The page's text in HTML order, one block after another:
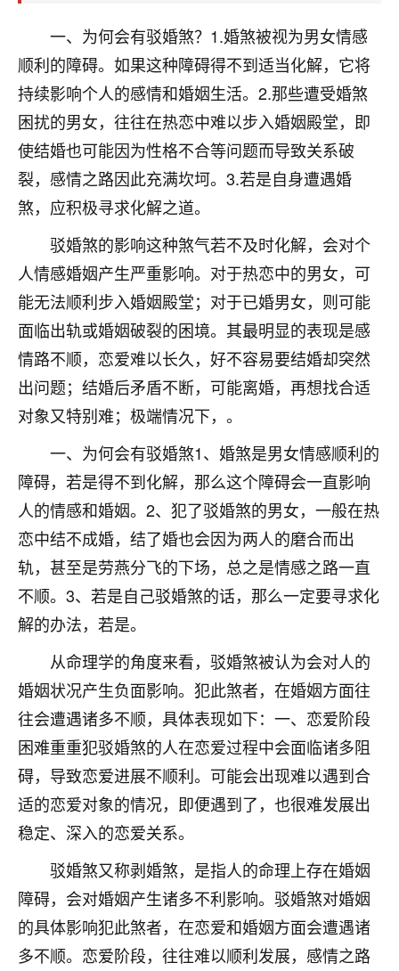
一、为何会有驳婚煞？1.婚煞被视为男女情感
顺利的障碍。如果这种障碍得不到适当化解，它将
持续影响个人的感情和婚姻生活。2.那些遭受婚煞
困扰的男女，往往在热恋中难以步入婚姻殿堂，即
使结婚也可能因为性格不合等问题而导致关系破
裂，感情之路因此充满坎坷。3.若是自身遭遇婚
煞，应积极寻求化解之道。
驳婚煞的影响这种煞气若不及时化解，会对个
人情感婚姻产生严重影响。对于热恋中的男女，可
能无法顺利步入婚姻殿堂；对于已婚男女，则可能
面临出轨或婚姻破裂的困境。其最明显的表现是感
情路不顺，恋爱难以长久，好不容易要结婚却突然
出问题；结婚后矛盾不断，可能离婚，再想找合适
对象又特别难；极端情况下，。
一、为何会有驳婚煞1、婚煞是男女情感顺利的
障碍，若是得不到化解，那么这个障碍会一直影响
人的情感和婚姻。2、犯了驳婚煞的男女，一般在热
恋中结不成婚，结了婚也会因为两人的磨合而出
轨，甚至是劳燕分飞的下场，总之是情感之路一直
不顺。3、若是自己驳婚煞的话，那么一定要寻求化
解的办法，若是。
从命理学的角度来看，驳婚煞被认为会对人的
婚姻状况产生负面影响。犯此煞者，在婚姻方面往
往会遭遇诸多不顺，具体表现如下：一、恋爱阶段
困难重重犯驳婚煞的人在恋爱过程中会面临诸多阻
碍，导致恋爱进展不顺利。可能会出现难以遇到合
适的恋爱对象的情况，即便遇到了，也很难发展出
稳定、深入的恋爱关系。
驳婚煞又称剥婚煞，是指人的命理上存在婚姻
障碍，会对婚姻产生诸多不利影响。驳婚煞对婚姻
的具体影响犯此煞者，在恋爱和婚姻方面会遭遇诸
多不顺。恋爱阶段，往往难以顺利发展，感情之路
啊！
太阳当空赵：我也做餐饮的，生意不算大，但
是我从找店开始都是找慧来老师跟进的，选
址、风水、还有开业日子，哪哪都看了，虽然
大环境不好，但是我家生意还可以，前几天又
刚找老师做了补财库，希望财运更好一点！
2小时前 来自海南 18
梦醒时分
我女儿高二叛逆，大半年不上学，一说她就要死要活
的，把我们两口子愁的不行，朋友给我推荐的慧来老
师，一开始我是病急乱投医，这半年来，法事一个个
做完，我女儿跟变了个人一样，不期望她能考多好的
大学，只要能安安稳稳的把书读了，身体心理都健健
康康的我就很知足了！
鹿森：可怜天下父母心啊！
3小时前 来自河北
付深
我是公司人事调整，有升迁机会，但同时竞争的我们
三个，找老师的时候是抱着侥幸心理，没想到老师看
着我晋升有望，我半信半疑的按照老师建议，做了化
太岁还有一个发钱粮，本来年前的人事调整，拖到年
后，我以为都没戏了，结果开年一上班，开会提拔升
职第一个就是我，职务无所谓，主要是底薪加了
3000，非常开心，无论如何，感恩感谢！🙏🏻
鹿森：恭喜升职加薪！！，请客吗？�
12小时前 来自北京 32
心心相印
我身体不太好，总是病病殃殃的，去检查又没什么大
问题，反正就是不舒服。中医西医看遍了，找不到问
题，后来无意中看到有人推荐慧来老师，跟老师聊过
之后，心情豁然开朗，也听老师建议，处理了一些因
果问题。今年以来，身体比以前好多，主要是心情好
了，老师说境随心转，现在深有体会了。
鹿森：是的，其实跟老师聊过之后，最大的感
触，首先就是心态会变好，万般皆是命，半点
不由人！